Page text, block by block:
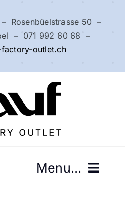
Rosenbüelstrasse 50 –
– 071 992 60 68 –
outlet.ch
Menu...